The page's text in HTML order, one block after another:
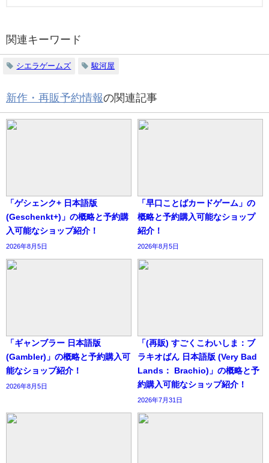
関連キーワード
シエラゲームズ 駿河屋
新作・再販予約情報の関連記事
「ゲシェンク+ 日本語版
(Geschenkt+)」の概略と予約購
入可能なショップ紹介！
2026年8月5日
「早口ことばカードゲーム」の
概略と予約購入可能なショップ
紹介！
2026年8月5日
「ギャンブラー 日本語版
(Gambler)」の概略と予約購入可
能なショップ紹介！
2026年8月5日
「(再販) すごくこわいしま：ブ
ラキオばん 日本語版 (Very Bad
Lands： Brachio)」の概略と予
約購入可能なショップ紹介！
2026年7月31日